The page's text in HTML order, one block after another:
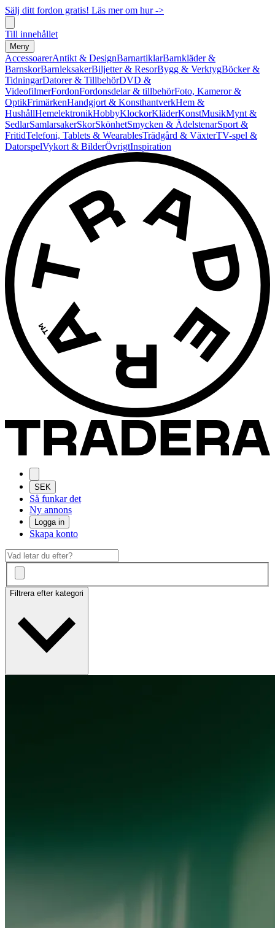
Sälj ditt fordon gratis! Läs mer om hur ->
Till innehållet
Meny
AccessoarerAntikt & DesignBarnartiklarBarnkläder &
BarnskorBarnleksakerBiljetter & ResorBygg & VerktygBöcker &
TidningarDatorer & TillbehörDVD &
VideofilmerFordonFordonsdelar & tillbehörFoto, Kameror &
OptikFrimärkenHandgjort & KonsthantverkHem &
HushållHemelektronikHobbyKlockorKläderKonstMusikMynt &
SedlarSamlarsakerSkorSkönhetSmycken & ÄdelstenarSport &
FritidTelefoni, Tablets & WearablesTrädgård & VäxterTV-spel &
DatorspelVykort & BilderÖvrigtInspiration
SEK
Så funkar det
Ny annons
Logga in
Skapa konto
Filtrera efter kategori